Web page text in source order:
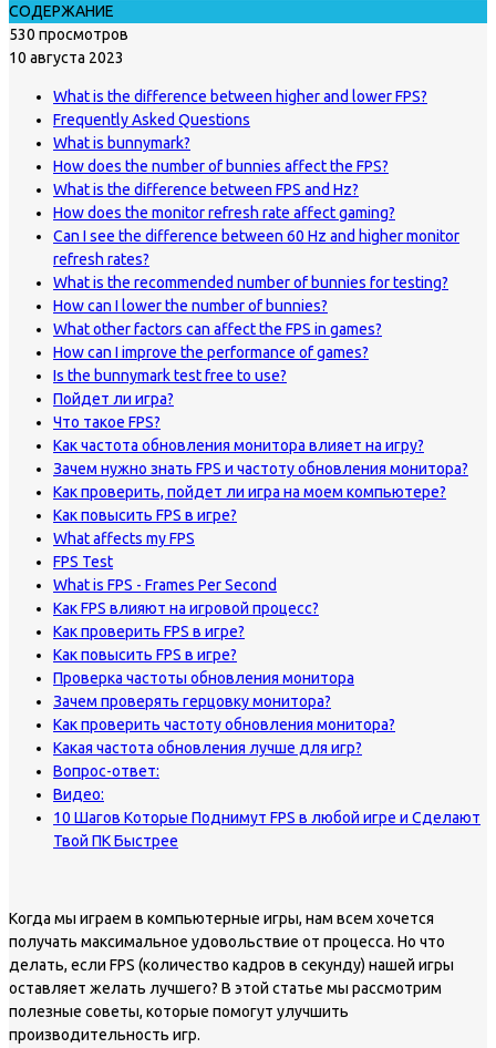
СОДЕРЖАНИЕ
530 просмотров
10 августа 2023
What is the difference between higher and lower FPS?
Frequently Asked Questions
What is bunnymark?
How does the number of bunnies affect the FPS?
What is the difference between FPS and Hz?
How does the monitor refresh rate affect gaming?
Can I see the difference between 60 Hz and higher monitor
refresh rates?
What is the recommended number of bunnies for testing?
How can I lower the number of bunnies?
What other factors can affect the FPS in games?
How can I improve the performance of games?
Is the bunnymark test free to use?
Пойдет ли игра?
Что такое FPS?
Как частота обновления монитора влияет на игру?
Зачем нужно знать FPS и частоту обновления монитора?
Как проверить, пойдет ли игра на моем компьютере?
Как повысить FPS в игре?
What affects my FPS
FPS Test
What is FPS - Frames Per Second
Как FPS влияют на игровой процесс?
Как проверить FPS в игре?
Как повысить FPS в игре?
Проверка частоты обновления монитора
Зачем проверять герцовку монитора?
Как проверить частоту обновления монитора?
Какая частота обновления лучше для игр?
Вопрос-ответ:
Видео:
10 Шагов Которые Поднимут FPS в любой игре и Сделают
Твой ПК Быстрее
Когда мы играем в компьютерные игры, нам всем хочется
получать максимальное удовольствие от процесса. Но что
делать, если FPS (количество кадров в секунду) нашей игры
оставляет желать лучшего? В этой статье мы рассмотрим
полезные советы, которые помогут улучшить
производительность игр.